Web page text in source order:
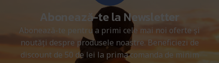
Abonează-te la Newsletter
Abonează-te pentru a primi cele mai noi oferte și
noutăți despre produsele noastre. Beneficiezi de
discount de 50 de lei la prima comanda de minim